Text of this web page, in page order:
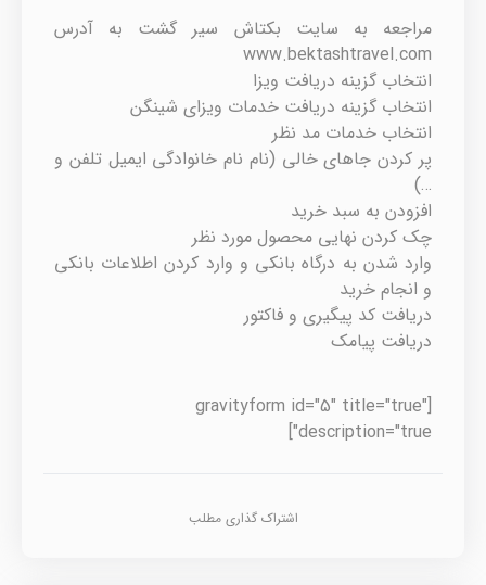
مراجعه به سایت بکتاش سیر گشت به آدرس
www.bektashtravel.com
انتخاب گزینه دریافت ویزا
انتخاب گزینه دریافت خدمات ویزای شینگن
انتخاب خدمات مد نظر
پر کردن جاهای خالی (نام نام خانوادگی ایمیل تلفن و
…)
افزودن به سبد خرید
چک کردن نهایی محصول مورد نظر
وارد شدن به درگاه بانکی و وارد کردن اطلاعات بانکی
و انجام خرید
دریافت کد پیگیری و فاکتور
دریافت پیامک
[gravityform id="5" title="true"
description="true"]
اشتراک گذاری مطلب